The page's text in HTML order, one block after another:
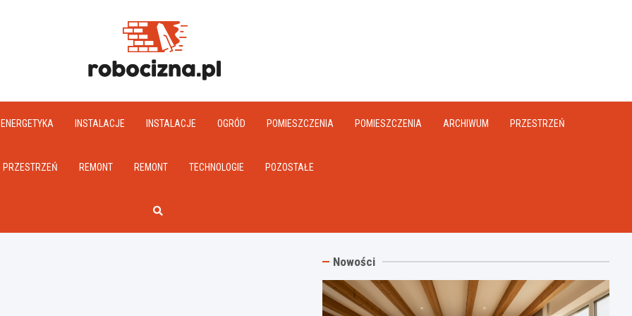
ENERGETYKA INSTALACJE INSTALACJE OGRÓD POMIESZCZENIA POMIESZCZENIA ARCHIWUM PRZESTRZEŃ
PRZESTRZEŃ REMONT REMONT TECHNOLOGIE POZOSTAŁE
Nowości